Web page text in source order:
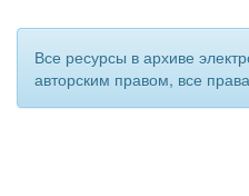
Все ресурсы в архиве
авторским правом, все